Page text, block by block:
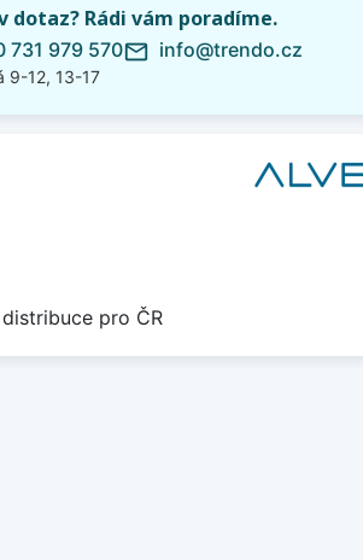
dotaz? Rádi vám poradíme.
731 979 570
9-12, 13-17
mail_outline info@trendo.cz
pro ČR